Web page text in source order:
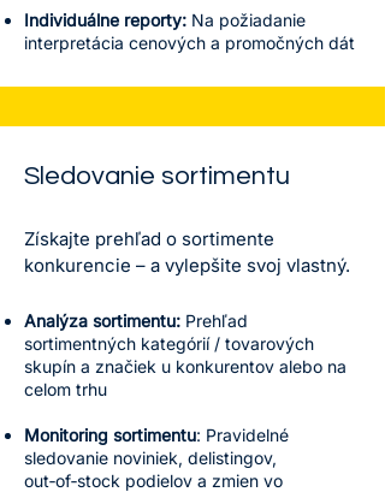
Individuálne reporty: Na požiadanie
interpretácia cenových a promočných dát
Sledovanie sortimentu
Získajte prehľad o sortimente
konkurencie – a vylepšite svoj vlastný.
Analýza sortimentu: Prehľad
sortimentných kategórií / tovarových
skupín a značiek u konkurentov alebo na
celom trhu
Monitoring sortimentu: Pravidelné
sledovanie noviniek, delistingov,
out‑of‑stock podielov a zmien vo